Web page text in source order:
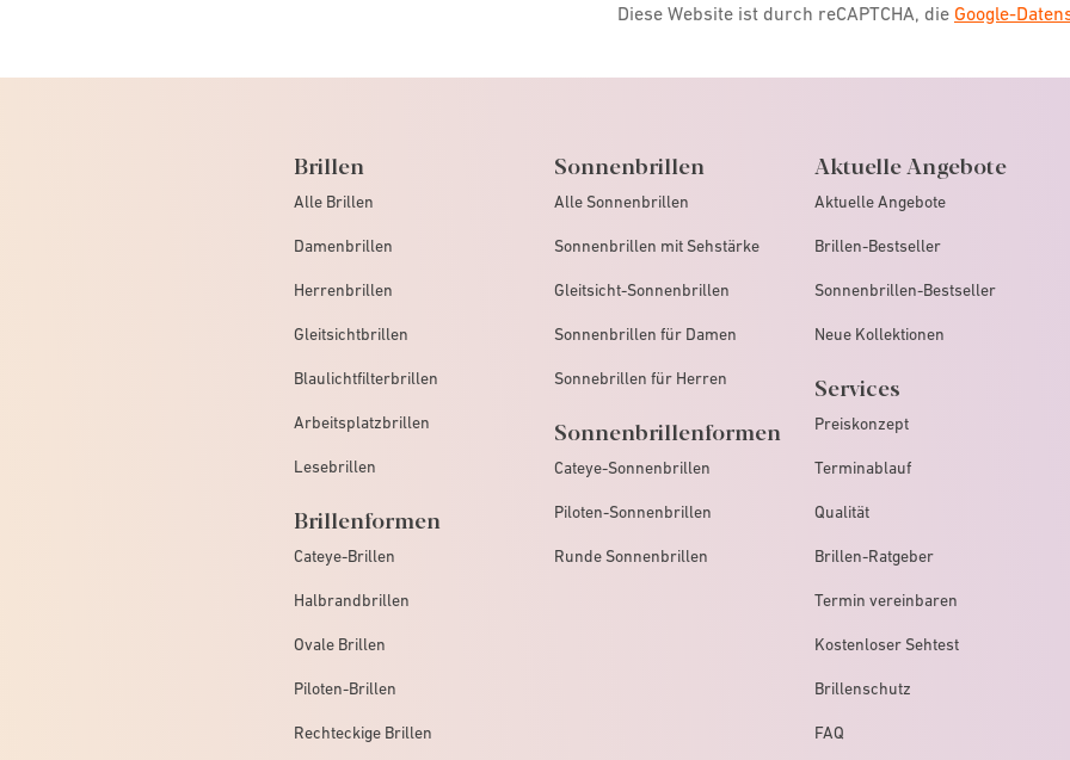
Diese Website ist durch reCAPTCHA, die Google-
Brillen
Alle Brillen
Damenbrillen
Herrenbrillen
Gleitsichtbrillen
Blaulichtfilterbrillen
Arbeitsplatzbrillen
Lesebrillen
Brillenformen
Cateye-Brillen
Halbrandbrillen
Ovale Brillen
Piloten-Brillen
Rechteckige Brillen
Sonnenbrillen
Alle Sonnenbrillen
Sonnenbrillen mit Sehstärke
Gleitsicht-Sonnenbrillen
Sonnenbrillen für Damen
Sonnebrillen für Herren
Sonnenbrillenformen
Cateye-Sonnenbrillen
Piloten-Sonnenbrillen
Runde Sonnenbrillen
Aktuelle Angebote
Aktuelle Angebote
Brillen-Bestseller
Sonnenbrillen-Bestseller
Neue Kollektionen
Services
Preiskonzept
Terminablauf
Qualität
Brillen-Ratgeber
Termin vereinbaren
Kostenloser Sehtest
Brillenschutz
FAQ